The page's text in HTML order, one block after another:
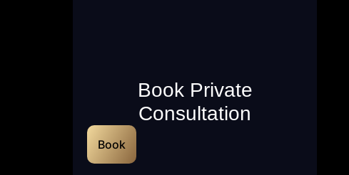
Book Private
Consultation
Book